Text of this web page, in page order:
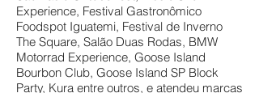
Experience, Festival Gastronômico
Foodspot Iguatemi, Festival de Inverno
The Square, Salão Duas Rodas, BMW
Motorrad Experience, Goose Island
Bourbon Club, Goose Island SP Block
Party, Kura entre outros, e atendeu marcas